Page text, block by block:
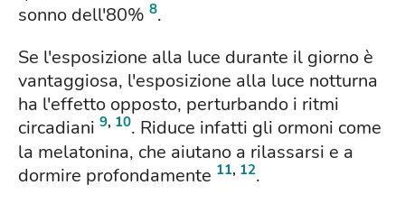
sonno dell'80% 8.
Se l'esposizione alla luce durante il giorno è
vantaggiosa, l'esposizione alla luce notturna
ha l'effetto opposto, perturbando i ritmi
circadiani 9, 10. Riduce infatti gli ormoni come
la melatonina, che aiutano a rilassarsi e a
dormire profondamente 11, 12.